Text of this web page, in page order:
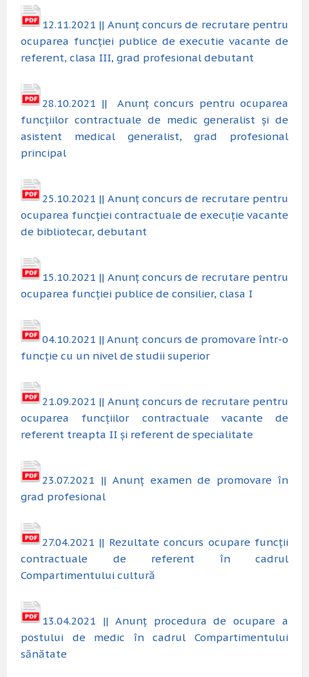
12.11.2021 || Anunț concurs de recrutare pentru
ocuparea funcției publice de executie vacante de
referent, clasa III, grad profesional debutant
28.10.2021 || Anunț concurs pentru ocuparea
funcțiilor contractuale de medic generalist și de
asistent medical generalist, grad profesional
principal
25.10.2021 || Anunț concurs de recrutare pentru
ocuparea funcției contractuale de execuție vacante
de bibliotecar, debutant
15.10.2021 || Anunț concurs de recrutare pentru
ocuparea funcției publice de consilier, clasa I
04.10.2021 || Anunț concurs de promovare într-o
funcție cu un nivel de studii superior
21.09.2021 || Anunț concurs de recrutare pentru
ocuparea funcțiilor contractuale vacante de
referent treapta II și referent de specialitate
23.07.2021 || Anunț examen de promovare în
grad profesional
27.04.2021 || Rezultate concurs ocupare funcții
contractuale de referent în cadrul
Compartimentului cultură
13.04.2021 || Anunț procedura de ocupare a
postului de medic în cadrul Compartimentului
sănătate